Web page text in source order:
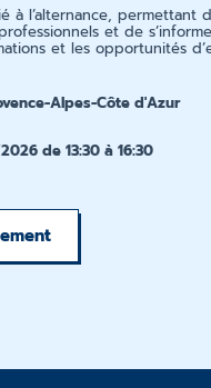
à l’alternance, permettant
et de
et les opportunités
Alpes-Côte d'Azur
de 13:30 à 16:30